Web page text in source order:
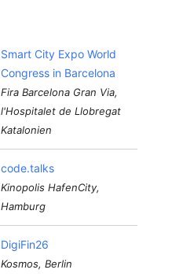
Smart City Expo World
Congress in Barcelona
Fira Barcelona Gran Via,
l'Hospitalet de Llobregat
Katalonien
code.talks
Kinopolis HafenCity,
Hamburg
DigiFin26
Kosmos, Berlin